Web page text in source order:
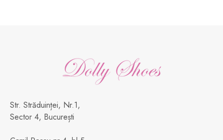
Str. Străduinței, Nr.1,
Sector 4, București